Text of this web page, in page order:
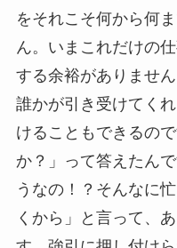
をそれこそ何から何
ん。いまこれだけの
する余裕がありませ
誰かが引き受けてく
けることもできるの
か？」って答えたん
うなの！？そんなに
くから」と言って、